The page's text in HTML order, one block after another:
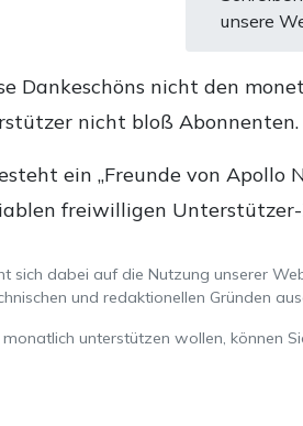
unsere
Dankeschöns nicht den
nicht bloß Abonnenten.
ein „Freunde von
freiwilligen
sich dabei auf die Nutzung unserer
und redaktionellen Gründen
unterstützen wollen, können